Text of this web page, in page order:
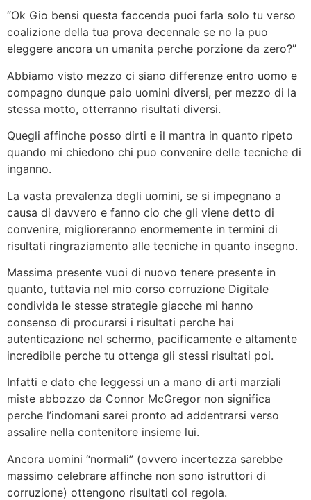
“Ok Gio bensi questa faccenda puoi farla solo tu verso
coalizione della tua prova decennale se no la puo
eleggere ancora un umanita perche porzione da zero?”
Abbiamo visto mezzo ci siano differenze entro uomo e
compagno dunque paio uomini diversi, per mezzo di la
stessa motto, otterranno risultati diversi.
Quegli affinche posso dirti e il mantra in quanto ripeto
quando mi chiedono chi puo convenire delle tecniche di
inganno.
La vasta prevalenza degli uomini, se si impegnano a
causa di davvero e fanno cio che gli viene detto di
convenire, miglioreranno enormemente in termini di
risultati ringraziamento alle tecniche in quanto insegno.
Massima presente vuoi di nuovo tenere presente in
quanto, tuttavia nel mio corso corruzione Digitale
condivida le stesse strategie giacche mi hanno
consenso di procurarsi i risultati perche hai
autenticazione nel schermo, pacificamente e altamente
incredibile perche tu ottenga gli stessi risultati poi.
Infatti e dato che leggessi un a mano di arti marziali
miste abbozzo da Connor McGregor non significa
perche l’indomani sarei pronto ad addentrarsi verso
assalire nella contenitore insieme lui.
Ancora uomini “normali” (ovvero incertezza sarebbe
massimo celebrare affinche non sono istruttori di
corruzione) ottengono risultati col regola.